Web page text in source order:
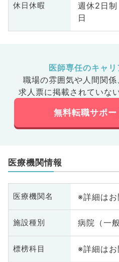
休日休暇
週休2日
日
医師専任のキャ
職場の雰囲気や人間関係
求人票に掲載されていな
無料転職サポ
医療機関情報
医療機関名 ※詳細は
施設種別 病院（一般
標榜科目 ※詳細は